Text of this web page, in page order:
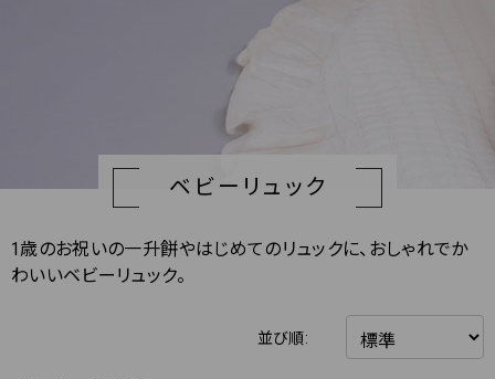
ベビーリュック
1歳のお祝いの一升餅やはじめてのリュックに、おしゃれでか
わいいベビーリュック。
並び順: